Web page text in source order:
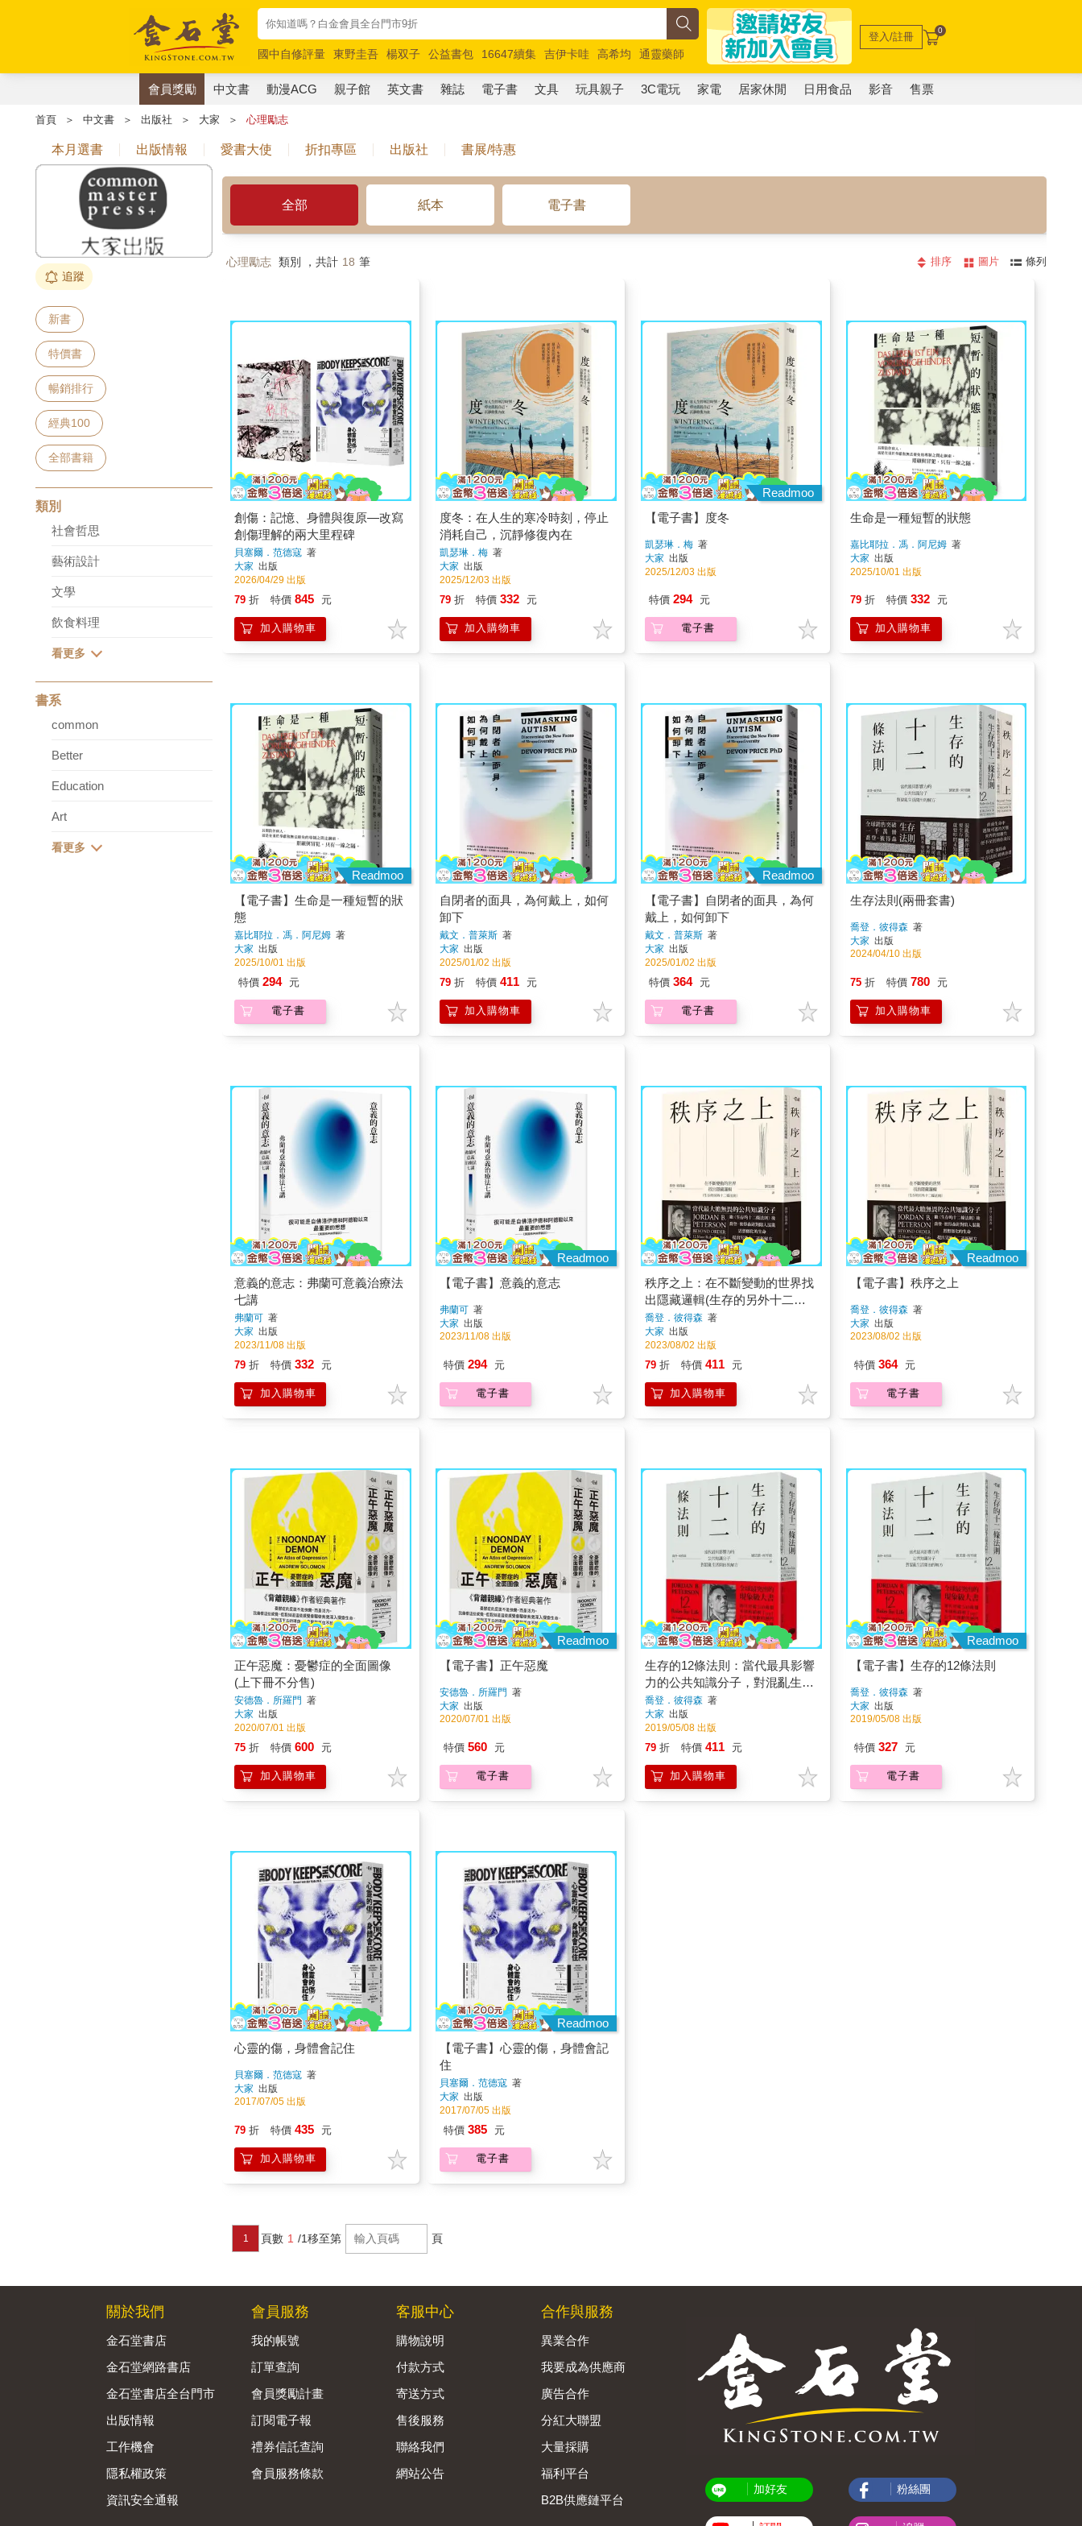
國中自修評量 東野圭吾 楊双子 公益書包 16647續集 吉伊卡哇 高希均
通靈藥師
唯紅花綻放
奧德賽 路邊攤新作 馬斯克 玩具總動員5 超慢跑
登入/註冊 0
會員獎勵 中文書 動漫ACG 親子館 英文書 雜誌 電子書 文具 玩具親子 3C電玩 家電 居家休閒 日用食品 影音 售票
首頁 ＞ 中文書 ＞ 出版社 ＞ 大家 ＞ 心理勵志
本月選書 出版情報 愛書大使 折扣專區 出版社 書展/特惠
追蹤
新書
特價書
暢銷排行
經典100
全部書籍
類別
社會哲思
藝術設計
文學
飲食料理
書系
common
Better
Education
Art
全部 紙本 電子書
心理勵志 類別 ，共計 18 筆 排序 圖片 條列
創傷：記憶、身體與復原—改寫
創傷理解的兩大里程碑
貝塞爾．范德寇 著
大家 出版
2026/04/29 出版
79 折 特價 845 元
加入購物車
度冬：在人生的寒冷時刻，停止
消耗自己，沉靜修復內在
凱瑟琳．梅著
大家 出版
2025/12/03 出版
79 折 特價 332 元
加入購物車
Readmoo
【電子書】度冬
凱瑟琳．梅著
大家 出版
2025/12/03 出版
特價 294 元
電子書
生命是一種短暫的狀態
嘉比耶拉．馮．阿尼姆著
大家 出版
2025/10/01 出版
79 折 特價 332 元
加入購物車
Readmoo
【電子書】生命是一種短暫的狀
態
嘉比耶拉．馮．阿尼姆 著
大家 出版
2025/10/01 出版
特價 294 元
電子書
自閉者的面具，為何戴上，如何
卸下
戴文．普萊斯著
大家 出版
2025/01/02 出版
79 折 特價 411 元
加入購物車
Readmoo
【電子書】自閉者的面具，為何
戴上，如何卸下
戴文．普萊斯著
大家 出版
2025/01/02 出版
特價 364 元
電子書
生存法則(兩冊套書)
喬登．彼得森著
大家 出版
2024/04/10 出版
75 折 特價 780 元
加入購物車
意義的意志：弗蘭可意義治療法
七講
弗蘭可 著
大家 出版
2023/11/08 出版
79 折 特價 332 元
加入購物車
Readmoo
【電子書】意義的意志
弗蘭可著
大家 出版
2023/11/08 出版
特價 294 元
電子書
秩序之上：在不斷變動的世界找
出隱藏邏輯(生存的另外十二條
法則)
喬登．彼得森著
大家 出版
2023/08/02 出版
79 折 特價 411 元
加入購物車
Readmoo
【電子書】秩序之上
喬登．彼得森著
大家 出版
2023/08/02 出版
特價 364 元
電子書
正午惡魔：憂鬱症的全面圖像
(上下冊不分售)
安德魯．所羅門 著
大家 出版
2020/07/01 出版
75 折 特價 600 元
加入購物車
Readmoo
【電子書】正午惡魔
安德魯．所羅門 著
大家 出版
2020/07/01 出版
特價 560 元
電子書
生存的12條法則：當代最具影響
力的公共知識分子，對混亂生活
開出的解方
喬登．彼得森著
大家 出版
2019/05/08 出版
79 折 特價 411 元
加入購物車
Readmoo
【電子書】生存的12條法則
喬登．彼得森著
大家 出版
2019/05/08 出版
特價 327 元
電子書
心靈的傷，身體會記住
貝塞爾．范德寇 著
大家 出版
2017/07/05 出版
79 折 特價 435 元
加入購物車
Readmoo
【電子書】心靈的傷，身體會記
住
貝塞爾．范德寇著
大家 出版
2017/07/05 出版
特價 385 元
電子書
1 頁數 1 /1移至第 頁
關於我們
金石堂書店
金石堂網路書店
金石堂書店全台門市
出版情報
工作機會
隱私權政策
資訊安全通報
會員服務
我的帳號
訂單查詢
會員獎勵計畫
訂閱電子報
禮券信託查詢
會員服務條款
客服中心
購物說明
付款方式
寄送方式
售後服務
聯絡我們
網站公告
合作與服務
異業合作
我要成為供應商
廣告合作
分紅大聯盟
大量採購
福利平台
B2B供應鏈平台
加好友 粉絲團